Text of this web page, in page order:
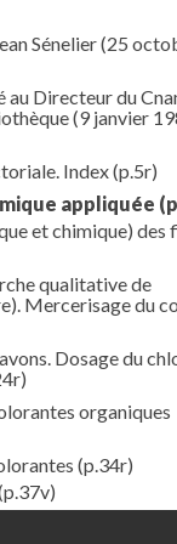
Sénelier (25
au Directeur du
(9 janvier
Index(p.5r)
appliquée
et chimique) des
qualitative de
Mercerisage du
Dosage du
organiques
(p.34r)